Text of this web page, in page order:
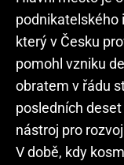
podnikatelského
který v Česku
pomohl vzniku
obratem v řádu
posledních
nástroj pro
V době, kdy